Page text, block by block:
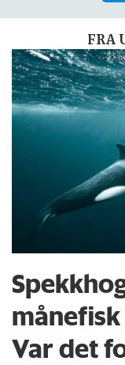
FRA
Var det